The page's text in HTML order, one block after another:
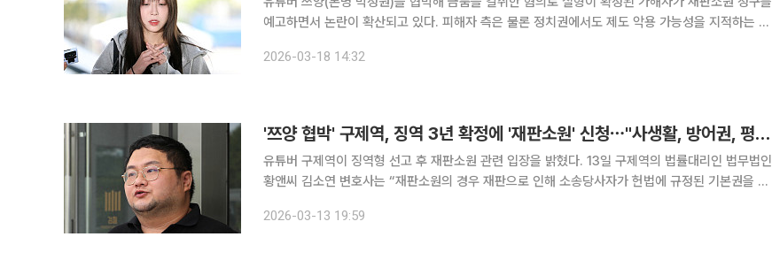
예고하면서 논란이 확산되고 있다. 피해자 측은 물론 정치권에서도 제도 악용 가능성을 지적하는 목
함께 기자회견을 열고 “확정 판결을 받은 범죄자가 재판소원 제도를
2026-03-18 14:32
'쯔양 협박' 구제역, 징역 3년 확정에 '재판소원' 신청⋯"사생활, 방어권, 평등권 침해"
유튜버 구제역이 징역형 선고 후 재판소원 관련 입장을 밝혔다. 13일 구제역의 법률대리인 법무법인
황앤씨 김소연 변호사는 “재판소원의 경우 재판으로 인해 소송당사자가 헌법에 규정된 기본권을 직
는 “아카라카쵸가 검찰에 임의제출한 USB 내 통화녹음파일은 17
2026-03-13 19:59